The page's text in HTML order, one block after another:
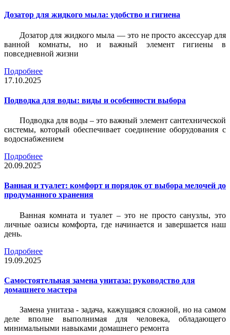
Дозатор для жидкого мыла: удобство и гигиена
Дозатор для жидкого мыла — это не просто аксессуар для
ванной комнаты, но и важный элемент гигиены в
повседневной жизни
Подробнее
17.10.2025
Подводка для воды: виды и особенности выбора
Подводка для воды – это важный элемент сантехнической
системы, который обеспечивает соединение оборудования с
водоснабжением
Подробнее
20.09.2025
Ванная и туалет: комфорт и порядок от выбора мелочей до
продуманного хранения
Ванная комната и туалет – это не просто санузлы, это
личные оазисы комфорта, где начинается и завершается наш
день.
Подробнее
19.09.2025
Самостоятельная замена унитаза: руководство для
домашнего мастера
Замена унитаза - задача, кажущаяся сложной, но на самом
деле вполне выполнимая для человека, обладающего
минимальными навыками домашнего ремонта